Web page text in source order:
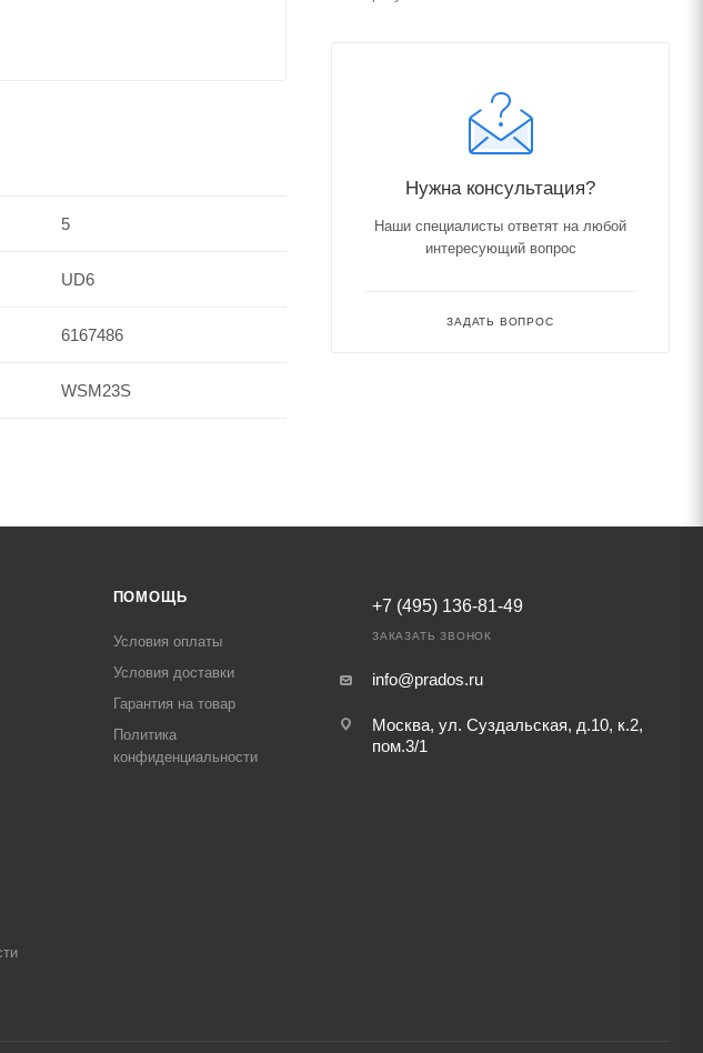
5
UD6
6167486
WSM23S
Нужна консультация?
Наши специалисты ответят на любой
интересующий вопрос
ЗАДАТЬ ВОПРОС
ПОМОЩЬ
Условия оплаты
Условия доставки
Гарантия на товар
Политика
конфиденциальности
+7 (495) 136-81-49
ЗАКАЗАТЬ ЗВОНОК
info@prados.ru
Москва, ул. Суздальская, д.10, к.2,
пом.3/1